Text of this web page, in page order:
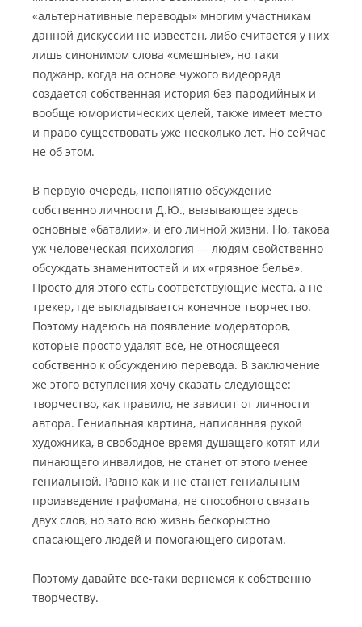
«альтернативные переводы» многим участникам
данной дискуссии не известен, либо считается у них
лишь синонимом слова «смешные», но таки
поджанр, когда на основе чужого видеоряда
создается собственная история без пародийных и
вообще юмористических целей, также имеет место
и право существовать уже несколько лет. Но сейчас
не об этом.
В первую очередь, непонятно обсуждение
собственно личности Д.Ю., вызывающее здесь
основные «баталии», и его личной жизни. Но, такова
уж человеческая психология — людям свойственно
обсуждать знаменитостей и их «грязное белье».
Просто для этого есть соответствующие места, а не
трекер, где выкладывается конечное творчество.
Поэтому надеюсь на появление модераторов,
которые просто удалят все, не относящееся
собственно к обсуждению перевода. В заключение
же этого вступления хочу сказать следующее:
творчество, как правило, не зависит от личности
автора. Гениальная картина, написанная рукой
художника, в свободное время душащего котят или
пинающего инвалидов, не станет от этого менее
гениальной. Равно как и не станет гениальным
произведение графомана, не способного связать
двух слов, но зато всю жизнь бескорыстно
спасающего людей и помогающего сиротам.
Поэтому давайте все-таки вернемся к собственно
творчеству.